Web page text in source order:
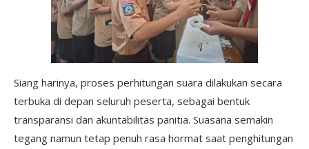
Siang harinya, proses perhitungan suara dilakukan secara
terbuka di depan seluruh peserta, sebagai bentuk
transparansi dan akuntabilitas panitia. Suasana semakin
tegang namun tetap penuh rasa hormat saat penghitungan